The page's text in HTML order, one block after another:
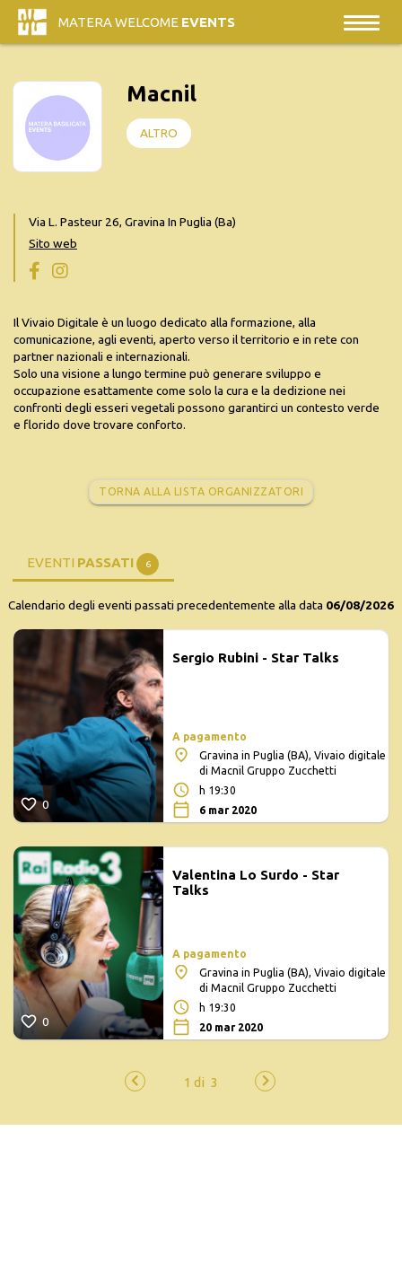
MATERA WELCOME EVENTS
Macnil
ALTRO
Via L. Pasteur 26, Gravina In Puglia (Ba)
Sito web
Il Vivaio Digitale è un luogo dedicato alla formazione, alla
comunicazione, agli eventi, aperto verso il territorio e in rete con
partner nazionali e internazionali.
Solo una visione a lungo termine può generare sviluppo e
occupazione esattamente come solo la cura e la dedizione nei
confronti degli esseri vegetali possono garantirci un contesto verde
e florido dove trovare conforto.
TORNA ALLA LISTA ORGANIZZATORI
EVENTI PASSATI 6
Calendario degli eventi passati precedentemente alla data 06/08/2026
0
Sergio Rubini - Star Talks
A pagamento
Gravina in Puglia (BA), Vivaio digitale
di Macnil Gruppo Zucchetti
h 19:30
6 mar 2020
0
Valentina Lo Surdo - Star
Talks
A pagamento
Gravina in Puglia (BA), Vivaio digitale
di Macnil Gruppo Zucchetti
h 19:30
20 mar 2020